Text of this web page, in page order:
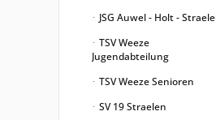
JSG Auwel - Holt -
TSV Weeze
Jugendabteilung
TSV Weeze Senioren
SV 19 Straelen